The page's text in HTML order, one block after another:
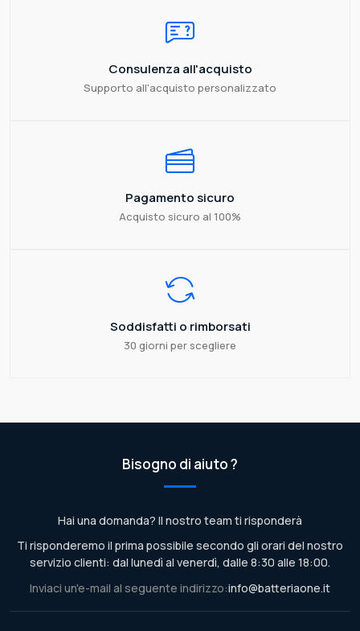
Consulenza all'acquisto
Supporto all'acquisto personalizzato
Pagamento sicuro
Acquisto sicuro al 100%
Soddisfatti o rimborsati
30 giorni per scegliere
Bisogno di aiuto ?
Hai una domanda? Il nostro team ti risponderà
Ti risponderemo il prima possibile secondo gli orari del nostro
servizio clienti: dal lunedì al venerdì, dalle 8:30 alle 18:00.
Inviaci un'e-mail al seguente indirizzo:info@batteriaone.it